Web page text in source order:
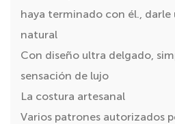
haya terminado con él., darle
natural
Con diseño ultra delgado,
sensación de lujo
La costura artesanal
Varios patrones autorizados